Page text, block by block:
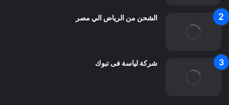
الشحن من الرياض الي مصر
شركة لياسة فى تبوك